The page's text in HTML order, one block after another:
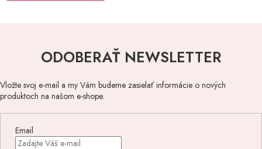
ODOBERAŤ NEWSLETTER
Vložte svoj e-mail a my Vám budeme zasielať informácie o nových
produktoch na našom e-shope.
Email